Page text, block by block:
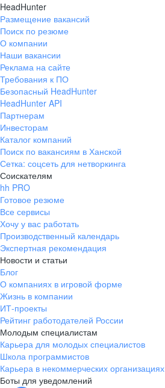
HeadHunter
Размещение вакансий
Поиск по резюме
О компании
Наши вакансии
Реклама на сайте
Требования к ПО
Безопасный HeadHunter
HeadHunter API
Партнерам
Инвесторам
Каталог компаний
Поиск по вакансиям в Ханской
Сетка: соцсеть для нетворкинга
Соискателям
hh PRO
Готовое резюме
Все сервисы
Хочу у вас работать
Производственный календарь
Экспертная рекомендация
Новости и статьи
Блог
О компаниях в игровой форме
Жизнь в компании
ИТ-проекты
Рейтинг работодателей России
Молодым специалистам
Карьера для молодых специалистов
Школа программистов
Карьера в некоммерческих организациях
Боты для уведомлений